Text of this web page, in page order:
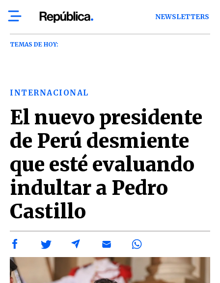
NEWSLETTERS
TEMAS DE HOY:
INTERNACIONAL
El nuevo presidente
de Perú desmiente
que esté evaluando
indultar a Pedro
Castillo